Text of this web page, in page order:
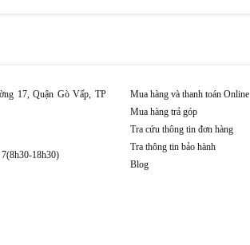
17, Quận Gò Vấp, TP
18h30)
Mua hàng và thanh toán Online
Mua hàng trả góp
Tra cứu thông tin đơn hàng
Tra thông tin bảo hành
Blog